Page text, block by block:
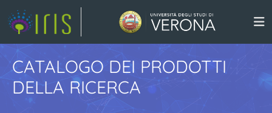
CATALOGO DEI PRODOTTI
DELLA RICERCA